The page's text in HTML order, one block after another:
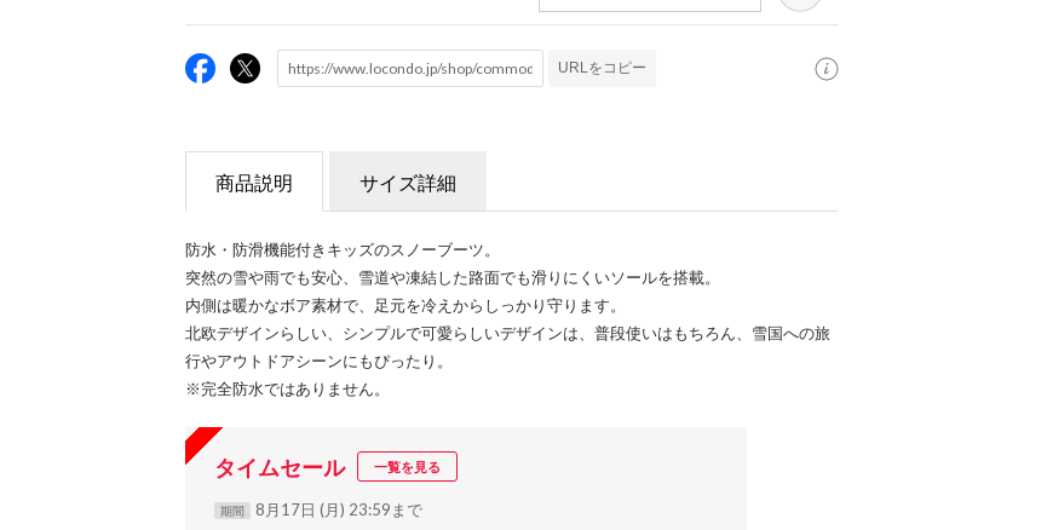
URLをコピー
商品説明 サイズ詳細
防水・防滑機能付きキッズのスノーブーツ。
突然の雪や雨でも安心、雪道や凍結した路面でも滑りにくいソールを搭載。
内側は暖かなボア素材で、足元を冷えからしっかり守ります。
北欧デザインらしい、シンプルで可愛らしいデザインは、普段使いはもちろん、雪国への旅
行やアウトドアシーンにもぴったり。
※完全防水ではありません。
タイムセール 一覧を見る
期間 8月17日 (月) 23:59まで